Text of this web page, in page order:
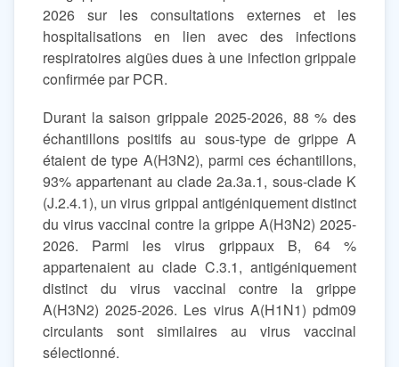
2026 sur les consultations externes et les
hospitalisations en lien avec des infections
respiratoires aigües dues à une infection grippale
confirmée par PCR.
Durant la saison grippale 2025-2026, 88 % des
échantillons positifs au sous-type de grippe A
étaient de type A(H3N2), parmi ces échantillons,
93% appartenant au clade 2a.3a.1, sous-clade K
(J.2.4.1), un virus grippal antigéniquement distinct
du virus vaccinal contre la grippe A(H3N2) 2025-
2026. Parmi les virus grippaux B, 64 %
appartenaient au clade C.3.1, antigéniquement
distinct du virus vaccinal contre la grippe
A(H3N2) 2025-2026. Les virus A(H1N1) pdm09
circulants sont similaires au virus vaccinal
sélectionné.